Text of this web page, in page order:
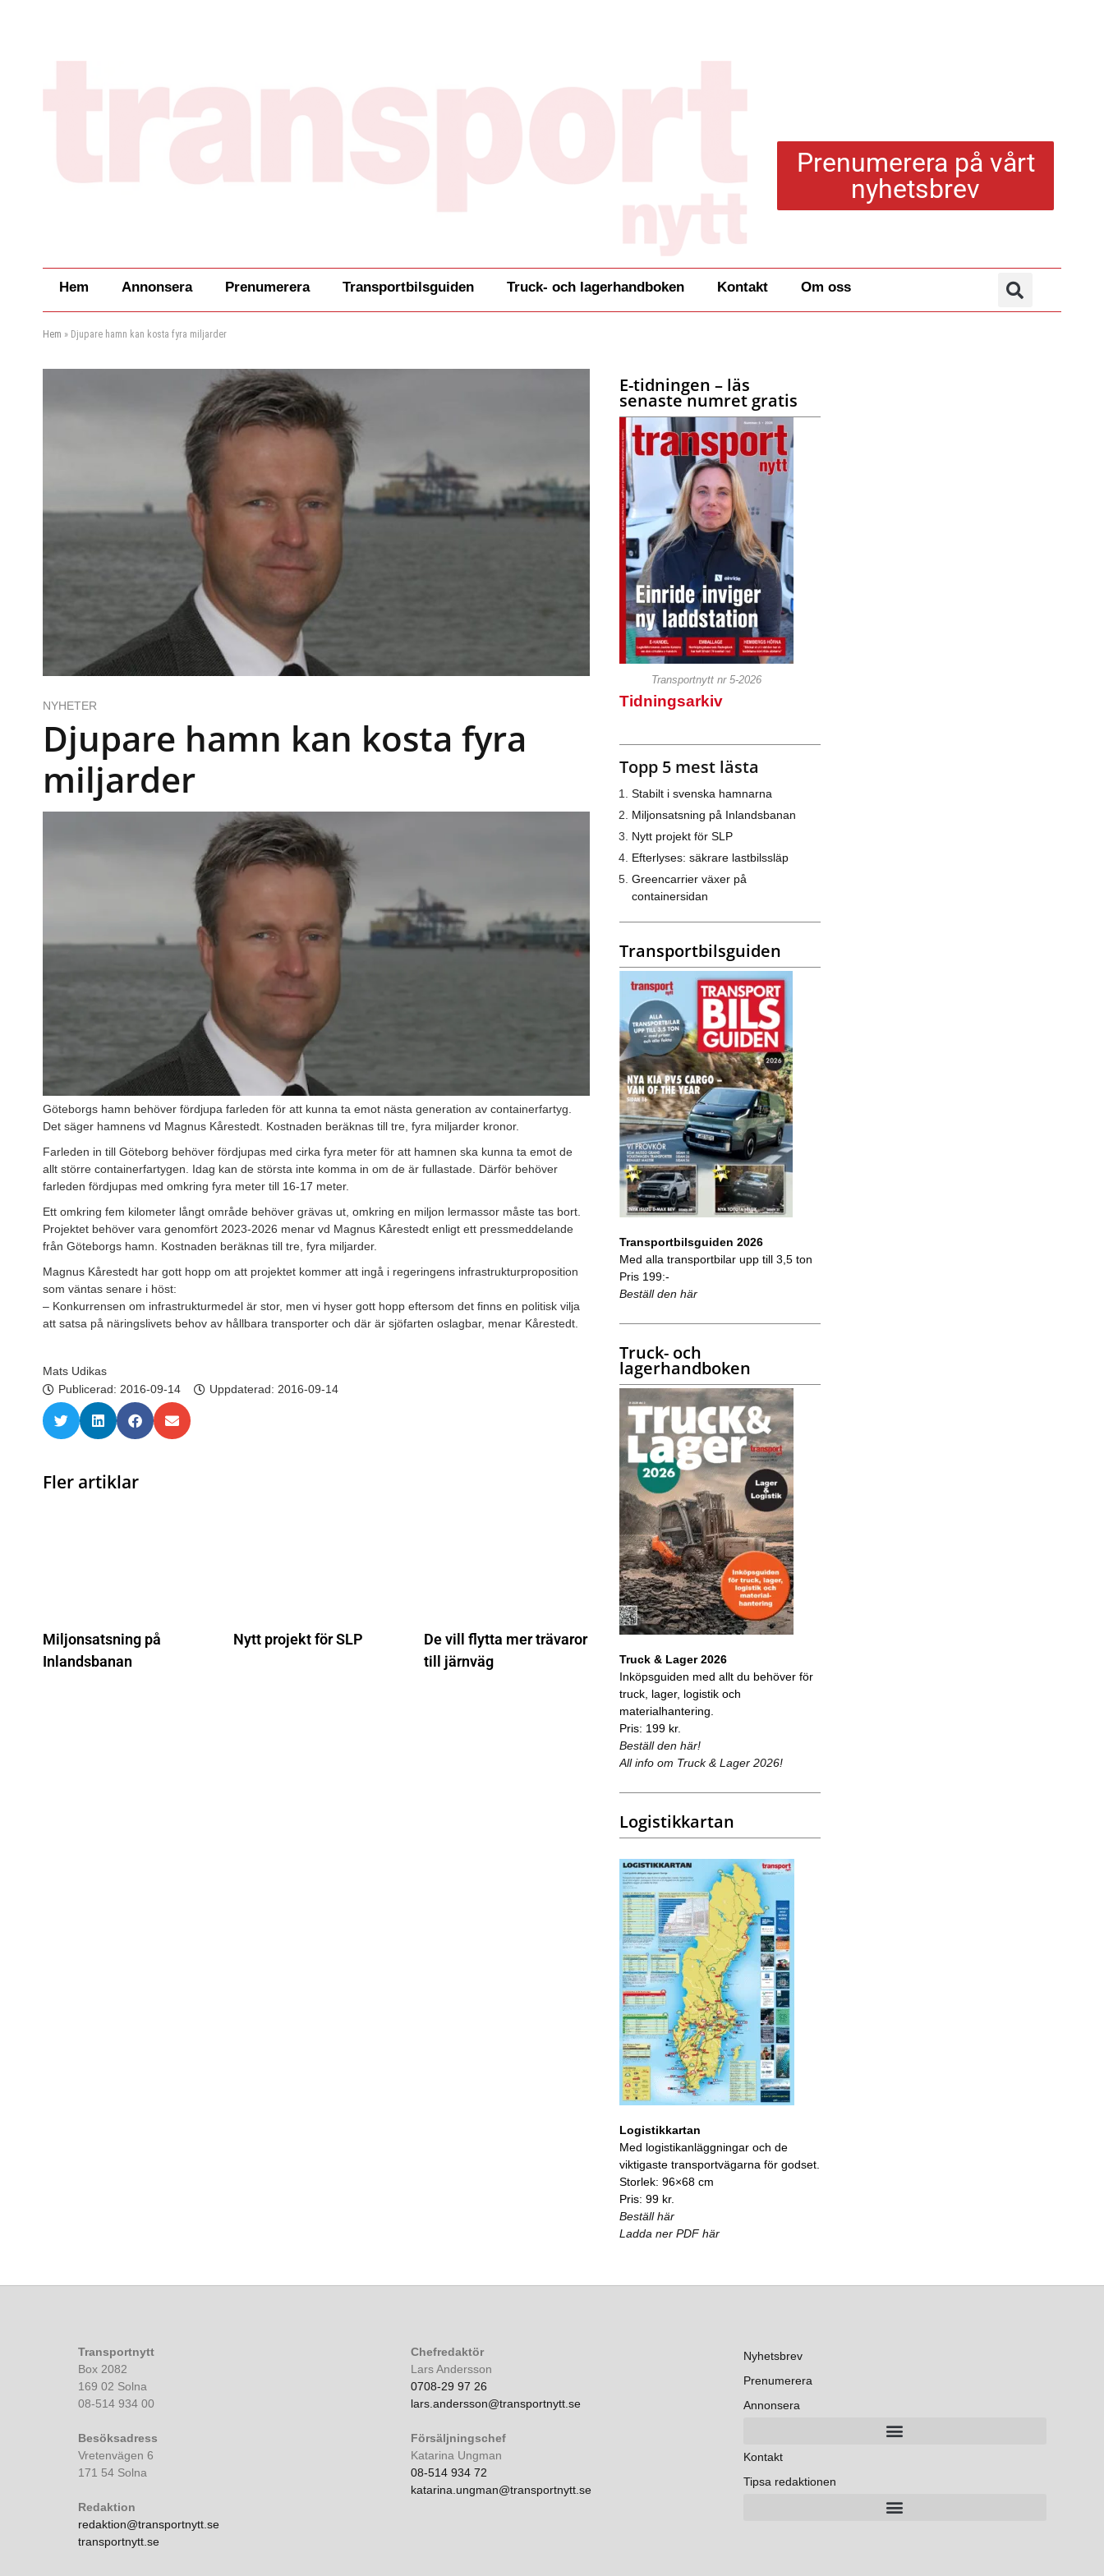
Prenumerera på vårt
nyhetsbrev
Hem Annonsera Prenumerera Transportbilsguiden Truck- och lagerhandboken Kontakt Om oss
Hem » Djupare hamn kan kosta fyra miljarder
NYHETER
Djupare hamn kan kosta fyra
miljarder
Göteborgs hamn behöver fördjupa farleden för att kunna ta emot nästa generation av containerfartyg.
Det säger hamnens vd Magnus Kårestedt. Kostnaden beräknas till tre, fyra miljarder kronor.
Farleden in till Göteborg behöver fördjupas med cirka fyra meter för att hamnen ska kunna ta emot de
allt större containerfartygen. Idag kan de största inte komma in om de är fullastade. Därför behöver
farleden fördjupas med omkring fyra meter till 16-17 meter.
Ett omkring fem kilometer långt område behöver grävas ut, omkring en miljon lermassor måste tas bort.
Projektet behöver vara genomfört 2023-2026 menar vd Magnus Kårestedt enligt ett pressmeddelande
från Göteborgs hamn. Kostnaden beräknas till tre, fyra miljarder.
Magnus Kårestedt har gott hopp om att projektet kommer att ingå i regeringens infrastrukturproposition
som väntas senare i höst:
– Konkurrensen om infrastrukturmedel är stor, men vi hyser gott hopp eftersom det finns en politisk vilja
att satsa på näringslivets behov av hållbara transporter och där är sjöfarten oslagbar, menar Kårestedt.
Mats Udikas
Publicerad: 2016-09-14 Uppdaterad: 2016-09-14
Fler artiklar
Miljonsatsning på
Inlandsbanan
Nytt projekt för SLP
De vill flytta mer trävaror
till järnväg
E-tidningen – läs
senaste numret gratis
Transportnytt nr 5-2026
Tidningsarkiv
Topp 5 mest lästa
Stabilt i svenska hamnarna
Miljonsatsning på Inlandsbanan
Nytt projekt för SLP
Efterlyses: säkrare lastbilssläp
Greencarrier växer på
containersidan
Transportbilsguiden
Transportbilsguiden 2026
Med alla transportbilar upp till 3,5 ton
Pris 199:-
Beställ den här
Truck- och
lagerhandboken
Truck & Lager 2026
Inköpsguiden med allt du behöver för
truck, lager, logistik och
materialhantering.
Pris: 199 kr.
Beställ den här!
All info om Truck & Lager 2026!
Logistikkartan
Logistikkartan
Med logistikanläggningar och de
viktigaste transportvägarna för godset.
Storlek: 96×68 cm
Pris: 99 kr.
Beställ här
Ladda ner PDF här
Transportnytt
Box 2082
169 02 Solna
08-514 934 00
Besöksadress
Vretenvägen 6
171 54 Solna
Redaktion
redaktion@transportnytt.se
transportnytt.se
Chefredaktör
Lars Andersson
0708-29 97 26
lars.andersson@transportnytt.se
Försäljningschef
Katarina Ungman
08-514 934 72
katarina.ungman@transportnytt.se
Nyhetsbrev
Prenumerera
Annonsera
Kontakt
Tipsa redaktionen